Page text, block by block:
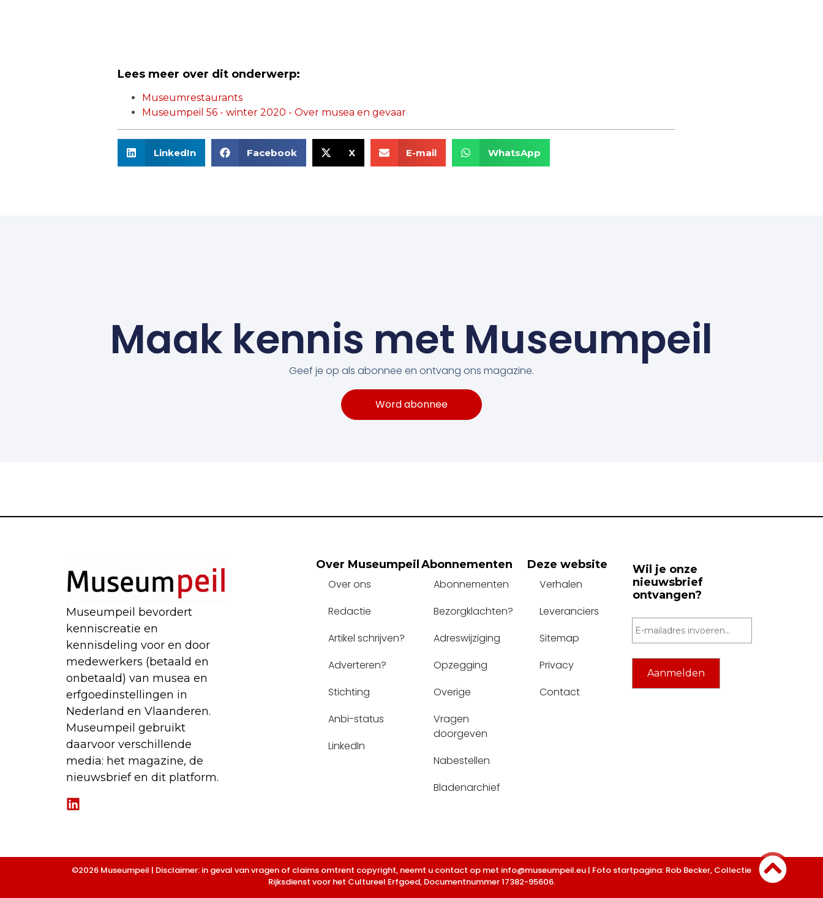
Lees meer over dit onderwerp:
Museumrestaurants
Museumpeil 56 - winter 2020 - Over musea en gevaar
LinkedIn Facebook X E-mail WhatsApp
Maak kennis met Museumpeil
Geef je op als abonnee en ontvang ons magazine.
Word abonnee
Museumpeil bevordert
kenniscreatie en
kennisdeling voor en door
medewerkers (betaald en
onbetaald) van musea en
erfgoedinstellingen in
Nederland en Vlaanderen.
Museumpeil gebruikt
daarvoor verschillende
media: het magazine, de
nieuwsbrief en dit platform.
Over Museumpeil
Over ons
Redactie
Artikel schrijven?
Adverteren?
Stichting
Anbi-status
LinkedIn
Abonnementen
Abonnementen
Bezorgklachten?
Adreswijziging
Opzegging
Overige
Vragen
doorgeven
Nabestellen
Bladenarchief
Deze website
Verhalen
Leveranciers
Sitemap
Privacy
Contact
Wil je onze
nieuwsbrief
ontvangen?
©2026 Museumpeil | Disclaimer: in geval van vragen of claims omtrent copyright, neemt u contact op met info@museumpeil.eu | Foto startpagina: Rob Becker, Collectie
Rijksdienst voor het Cultureel Erfgoed, Documentnummer 17382-95606.